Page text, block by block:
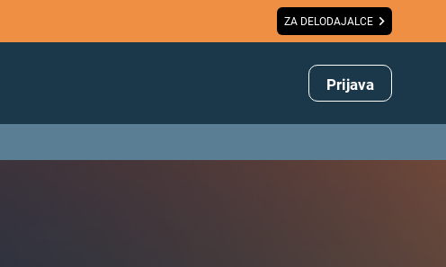
ZA DELODAJALCE
Prijava